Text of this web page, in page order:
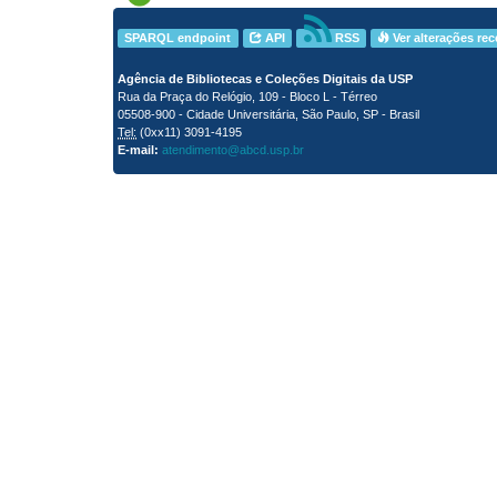
SPARQL endpoint API RSS Ver alterações
Agência de Bibliotecas e Coleções Digitais da USP
Rua da Praça do Relógio, 109 - Bloco L - Térreo
05508-900 - Cidade Universitária, São Paulo, SP - Brasil
Tel: (0xx11) 3091-4195
E-mail: atendimento@abcd.usp.br